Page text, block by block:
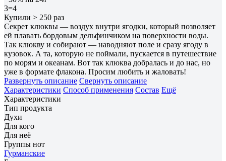
3=4
Купили > 250 раз
Секрет клюквы — воздух внутри ягодки, который позволяет
ей плавать бордовым дельфинчиком на поверхности воды.
Так клюкву и собирают — наводняют поле и сразу ягоду в
кузовок. А та, которую не поймали, пускается в путешествие
по морям и океанам. Вот так клюква добралась и до нас, но
уже в формате флакона. Просим любить и жаловать!
Развернуть описание Свернуть описание
Характеристики Способ применения Состав Ещё
Характеристики
Тип продукта
Духи
Для кого
Для неё
Группы нот
Гурманские